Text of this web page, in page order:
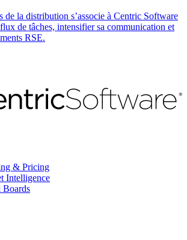
de la distribution s’associe à Centric Software
de tâches, intensifier sa communication et
RSE.
& Pricing
Intelligence
Boards